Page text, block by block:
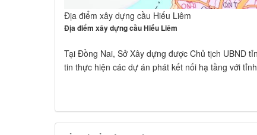
Địa điểm xây dựng cầu Hiếu Liêm
Địa điểm xây dựng cầu Hiếu Liêm
Tại Đồng Nai, Sở Xây dựng được Chủ tịch UBND
tin thực hiện các dự án phát kết nối hạ tầng với